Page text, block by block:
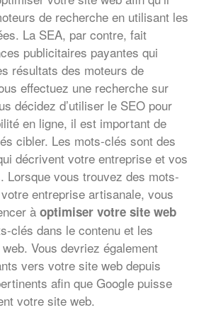
de recherche en utilisant les
La SEA, par contre, fait
publicitaires payantes qui
résultats des moteurs de
effectuez une recherche sur
décidez d’utiliser le SEO pour
en ligne, il est important de
cibler. Les mots-clés sont des
décrivent votre entreprise et vos
Lorsque vous trouvez des mots-
entreprise artisanale, vous
à optimiser votre site web
clés dans le contenu et les
Vous devriez également
vers votre site web depuis
afin que Google puisse
votre site web.